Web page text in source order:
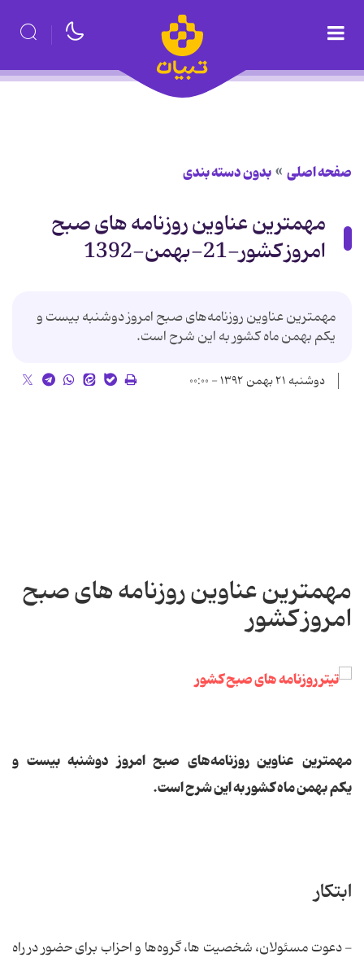
صفحه اصلی بدون دسته بندی
مهمترین عناوین روزنامه های صبح
امروز کشور-21-بهمن-1392
مهمترین عناوین روزنامه‌‌های صبح امروز دوشنبه بیست و
یکم بهمن ماه کشور به این شرح است.
دوشنبه ۲۱ بهمن ۱۳۹۲ - ۰۰:۰۰
مهمترین عناوین روزنامه های صبح
امروز کشور
مهمترین عناوین روزنامه‌‌های صبح امروز دوشنبه بیست و
یکم بهمن ماه کشور به این شرح است.
ابتکار
- دعوت مسئولان، شخصیت ها، گروه‌ها و احزاب برای حضور در راه